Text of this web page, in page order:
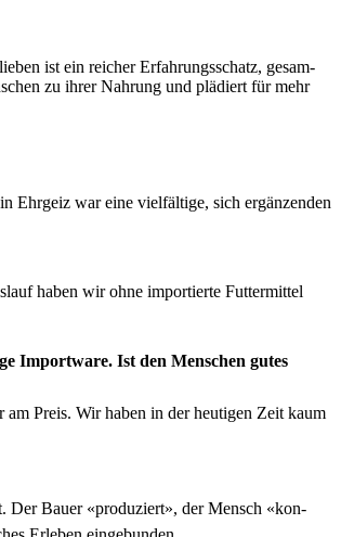
ist ein reich­er Erfahrungss­chatz, gesam­
zu ihrer Nahrung und plädiert für mehr
Ehrgeiz war eine vielfältige, sich ergänzen­den
haben wir ohne importierte Fut­ter­mit­tel
Import­ware. Ist den Men­schen gutes
Preis. Wir haben in der heuti­gen Zeit kaum
Der Bauer «pro­duziert», der Men­sch «kon­